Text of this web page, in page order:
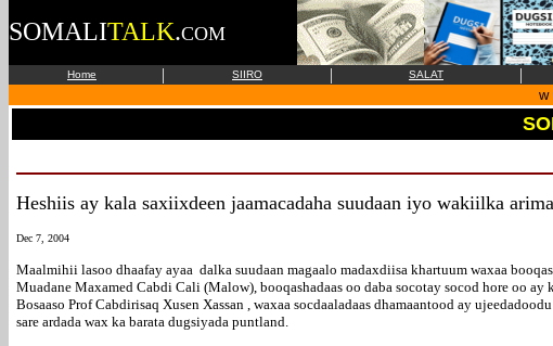
SOMALITALK.COM
Home | SIIRO | SALAT |
w
Heshiis ay kala saxiixdeen jaamacadaha suudaan iyo wakiilka
Dec 7, 2004
Maalmihii lasoo dhaafay ayaa dalka suudaan magaalo madaxdiisa khartuum waxaa
Muadane Maxamed Cabdi Cali (Malow), booqashadaas oo daba socotay socod hore oo
Bosaaso Prof Cabdirisaq Xusen Xassan , waxaa socdaaladaas dhamaantood ay
sare ardada wax ka barata dugsiyada puntland.